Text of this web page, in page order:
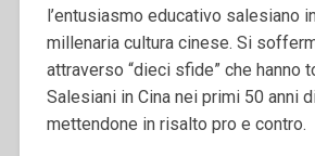
l’entusiasmo educativo salesiano
millenaria cultura cinese. Si
attraverso “dieci sfide” che hanno
Salesiani in Cina nei primi 50 anni
mettendone in risalto pro e contro.